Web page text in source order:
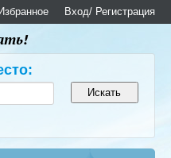
Вход/ Регистрация
Избранное